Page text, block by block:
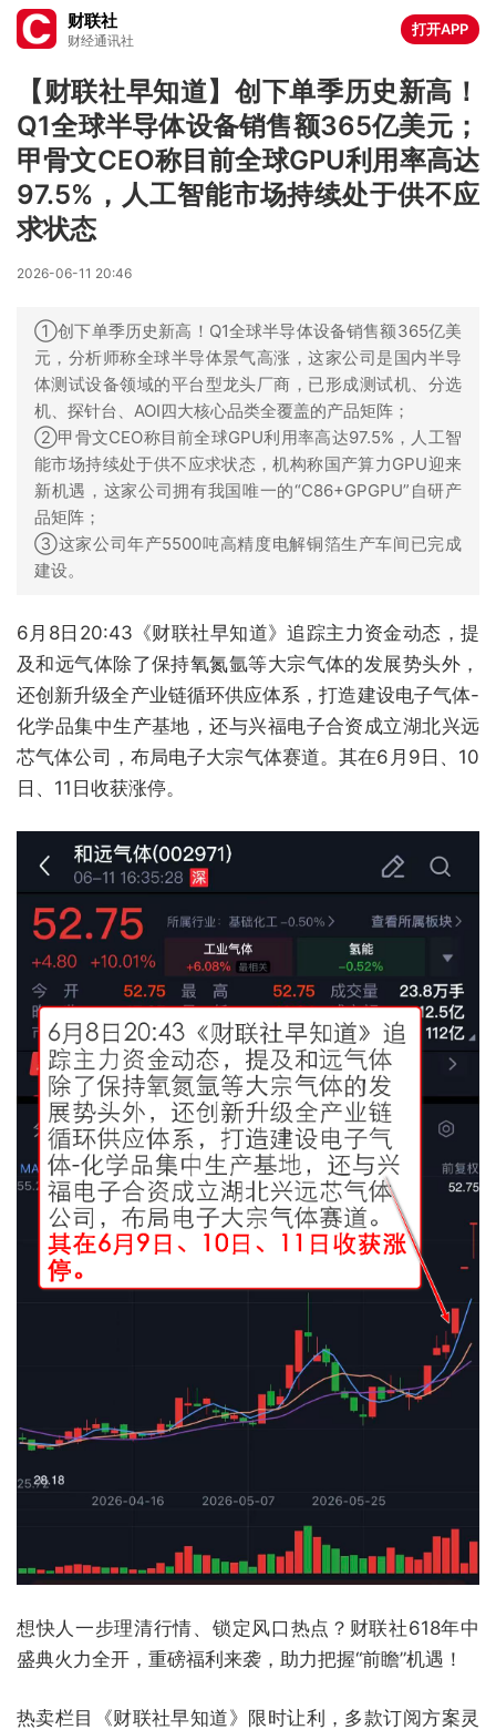
财联社
财经通讯社
打开APP
【财联社早知道】创下单季历史新高！
Q1全球半导体设备销售额365亿美元；
甲骨文CEO称目前全球GPU利用率高达
97.5%，人工智能市场持续处于供不应
求状态
2026-06-11 20:46
①创下单季历史新高！Q1全球半导体设备销售额365亿美
元，分析师称全球半导体景气高涨，这家公司是国内半导
体测试设备领域的平台型龙头厂商，已形成测试机、分选
机、探针台、AOI四大核心品类全覆盖的产品矩阵；
②甲骨文CEO称目前全球GPU利用率高达97.5%，人工智
能市场持续处于供不应求状态，机构称国产算力GPU迎来
新机遇，这家公司拥有我国唯一的“C86+GPGPU”自研产
品矩阵；
③这家公司年产5500吨高精度电解铜箔生产车间已完成
建设。
6月8日20:43《财联社早知道》追踪主力资金动态，提
及和远气体除了保持氧氮氩等大宗气体的发展势头外，
还创新升级全产业链循环供应体系，打造建设电子气体-
化学品集中生产基地，还与兴福电子合资成立湖北兴远
芯气体公司，布局电子大宗气体赛道。其在6月9日、10
日、11日收获涨停。
想快人一步理清行情、锁定风口热点？财联社618年中
盛典火力全开，重磅福利来袭，助力把握“前瞻”机遇！
热卖栏目《财联社早知道》限时让利，多款订阅方案灵